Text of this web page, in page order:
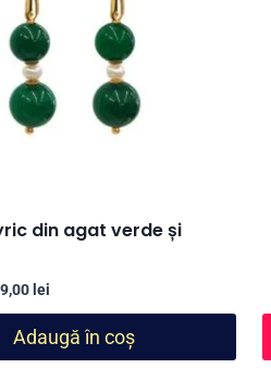
din agat verde și
lei
curent
este:
249,00 lei.
Adaugă în coș